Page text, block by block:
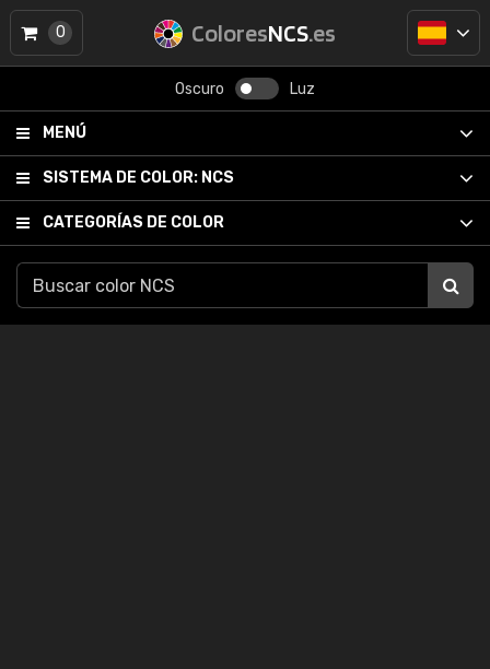
ColoresNCS.es
Oscuro Luz
MENÚ
SISTEMA DE COLOR: NCS
CATEGORÍAS DE COLOR
0